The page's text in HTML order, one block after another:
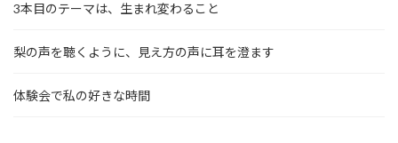
3本目のテーマは、生まれ変わること
梨の声を聴くように、見え方の声に耳を澄ます
体験会で私の好きな時間